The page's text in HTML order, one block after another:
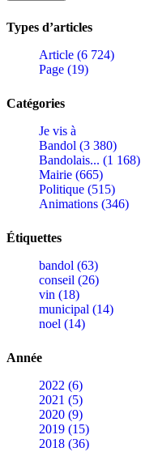
Types d’articles
Article (6 724)
Page (19)
Catégories
Je vis à
Bandol (3 380)
Bandolais... (1 168)
Mairie (665)
Politique (515)
Animations (346)
Étiquettes
bandol (63)
conseil (26)
vin (18)
municipal (14)
noel (14)
Année
2022 (6)
2021 (5)
2020 (9)
2019 (15)
2018 (36)